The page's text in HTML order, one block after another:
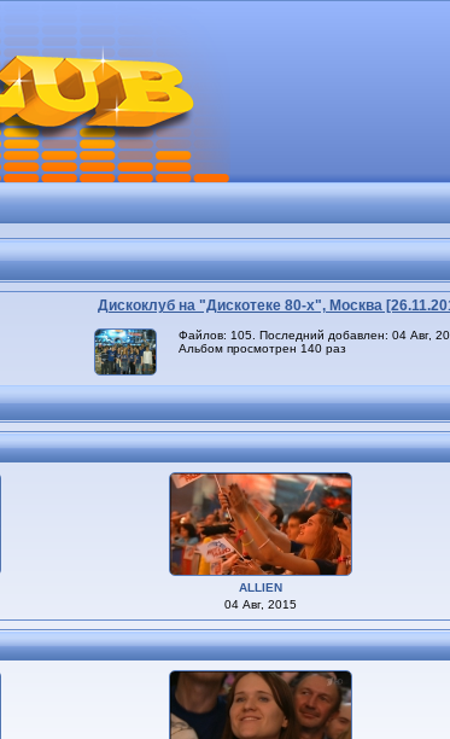
Дискоклуб на "Дискотеке 80-х", Москва
Файлов: 105. Последний добавлен: 04 Авг,
Альбом просмотрен 140 раз
ALLIEN
04 Авг, 2015